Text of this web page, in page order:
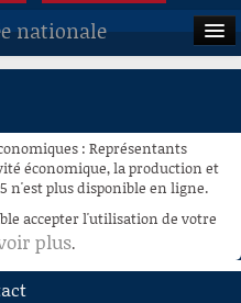
nationale
: Représentants
économique, la production et
n'est plus disponible en ligne.
accepter l'utilisation de votre
plus.